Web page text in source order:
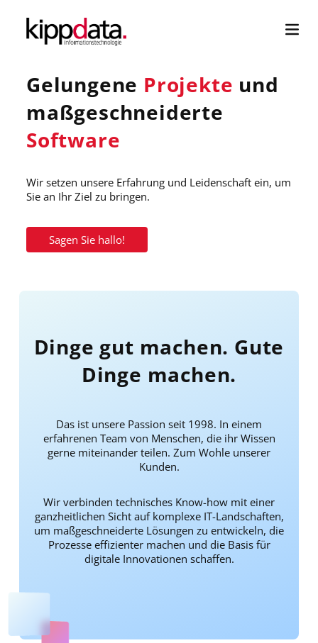
Gelungene Projekte und
maßgeschneiderte
Software
Wir setzen unsere Erfahrung und Leidenschaft ein, um
Sie an Ihr Ziel zu bringen.
Sagen Sie hallo!
Dinge gut machen. Gute
Dinge machen.
Das ist unsere Passion seit 1998. In einem
erfahrenen Team von Menschen, die ihr Wissen
gerne miteinander teilen. Zum Wohle unserer
Kunden.
Wir verbinden technisches Know-how mit einer
ganzheitlichen Sicht auf komplexe IT-Landschaften,
um maßgeschneiderte Lösungen zu entwickeln, die
Prozesse effizienter machen und die Basis für
digitale Innovationen schaffen.